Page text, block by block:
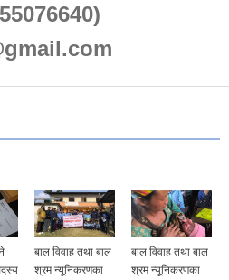
बाल विवाह तथा बाल
श्रम न्यूनिकरणका
बाल विवाह तथा बाल
श्रम न्यूनिकरणका